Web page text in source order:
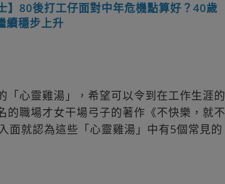
】80後打工仔面對中年危機點算好？40歲
續穩步上升
「心靈雞湯」，希望可以令到在工作生涯的
的職場才女干場弓子的著作《不快樂，就不
面就認為這些「心靈雞湯」中有5個常見的